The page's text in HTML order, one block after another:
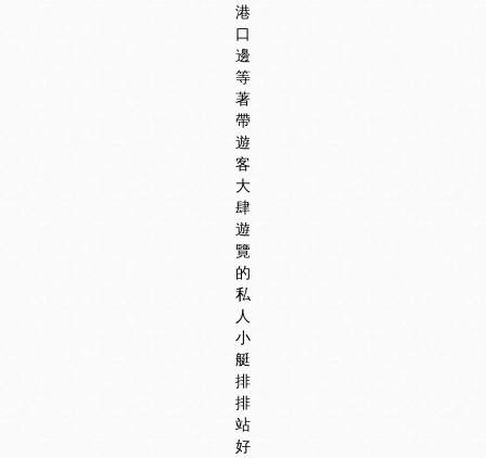
港
口
邊
等
著
帶
遊
客
大
肆
遊
覽
的
私
人
小
艇
排
排
站
好